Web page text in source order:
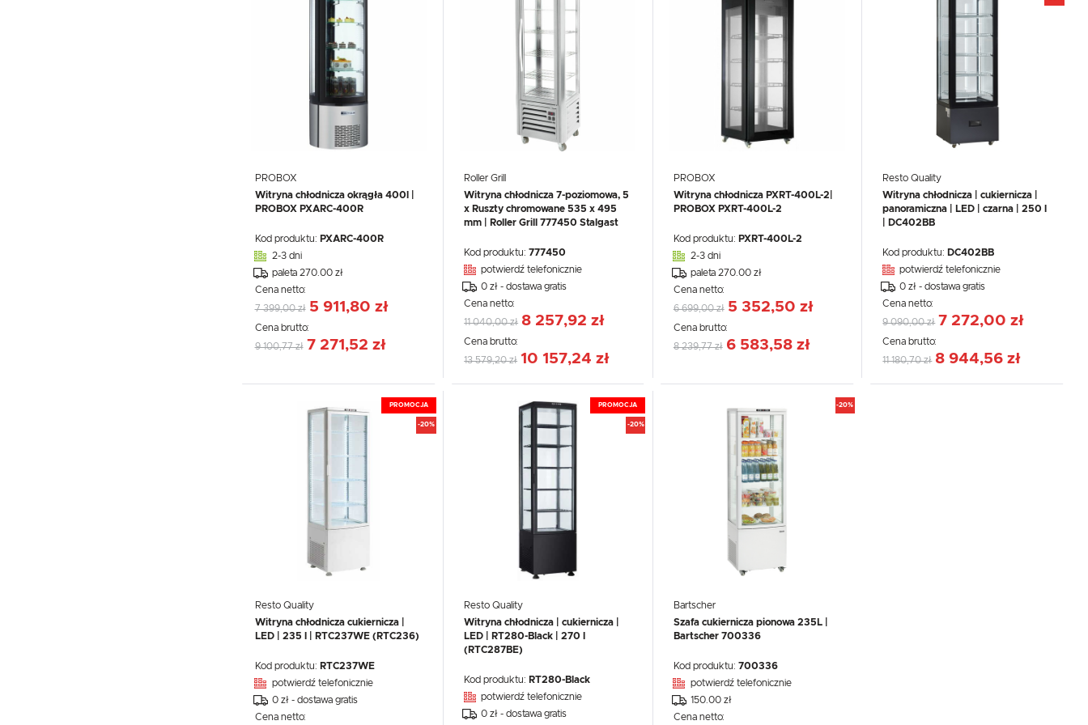
PROBOX
Witryna chłodnicza okrągła 400l |
PROBOX PXARC-400R
Kod produktu: PXARC-400R
2-3 dni
paleta 270.00 zł
Cena netto:
7 399,00 zł 5 911,80 zł
Cena brutto:
9 100,77 zł 7 271,52 zł
Roller Grill
Witryna chłodnicza 7-poziomowa, 5
x Ruszty chromowane 535 x 495
mm | Roller Grill 777450 Stalgast
Kod produktu:777450
potwierdź telefonicznie
0 zł - dostawa gratis
Cena netto:
11 040,00 zł 8 257,92 zł
Cena brutto:
13 579,20 zł 10 157,24 zł
PROBOX
Witryna chłodnicza PXRT-400L-2|
PROBOX PXRT-400L-2
Kod produktu: PXRT-400L-2
2-3 dni
paleta 270.00 zł
Cena netto:
6 699,00 zł 5 352,50 zł
Cena brutto:
8 239,77 zł 6 583,58 zł
Resto Quality
Witryna chłodnicza | cukiernicza |
panoramiczna | LED | czarna | 250 l
| DC402BB
Kod produktu: DC402BB
potwierdź telefonicznie
0 zł - dostawa gratis
Cena netto:
9 090,00 zł 7 272,00 zł
Cena brutto:
11 180,70 zł 8 944,56 zł
PROMOCJA
-20%
Resto Quality
Witryna chłodnicza cukiernicza |
LED | 235 l | RTC237WE (RTC236)
Kod produktu: RTC237WE
potwierdź telefonicznie
0 zł - dostawa gratis
Cena netto:
PROMOCJA
-20%
Resto Quality
Witryna chłodnicza | cukiernicza |
LED | RT280-Black | 270 l
(RTC287BE)
Kod produktu: RT280-Black
potwierdź telefonicznie
0 zł - dostawa gratis
-20%
Bartscher
Szafa cukiernicza pionowa 235L |
Bartscher 700336
Kod produktu: 700336
potwierdź telefonicznie
150.00 zł
Cena netto: